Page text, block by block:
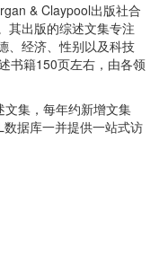
& Claypool出版社合
其出版的综述文集专注
、经济、性别以及科技
书籍150页左右，由各领
集，每年约新增文集
据库一并提供一站式访